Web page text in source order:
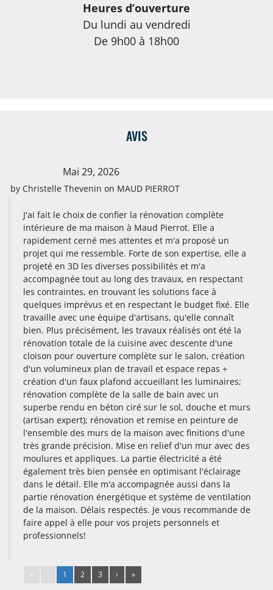
Heures d’ouverture
Du lundi au vendredi
De 9h00 à 18h00
AVIS
Mai 29, 2026
by Christelle Thevenin on MAUD PIERROT
J'ai fait le choix de confier la rénovation complète
intérieure de ma maison à Maud Pierrot. Elle a
rapidement cerné mes attentes et m'a proposé un
projet qui me ressemble. Forte de son expertise, elle a
projeté en 3D les diverses possibilités et m'a
accompagnée tout au long des travaux, en respectant
les contraintes, en trouvant les solutions face à
quelques imprévus et en respectant le budget fixé. Elle
travaille avec une équipe d'artisans, qu'elle connaît
bien. Plus précisément, les travaux réalisés ont été la
rénovation totale de la cuisine avec descente d'une
cloison pour ouverture complète sur le salon, création
d'un volumineux plan de travail et espace repas +
création d'un faux plafond accueillant les luminaires;
rénovation complète de la salle de bain avec un
superbe rendu en béton ciré sur le sol, douche et murs
(artisan expert); rénovation et remise en peinture de
l'ensemble des murs de la maison avec finitions d'une
très grande précision. Mise en relief d'un mur avec des
moulures et appliques. La partie électricité a été
également très bien pensée en optimisant l'éclairage
dans le détail. Elle m'a accompagnée aussi dans la
partie rénovation énergétique et système de ventilation
de la maison. Délais respectés. Je vous recommande de
faire appel à elle pour vos projets personnels et
professionnels!
« ‹ 1 2 3 › »